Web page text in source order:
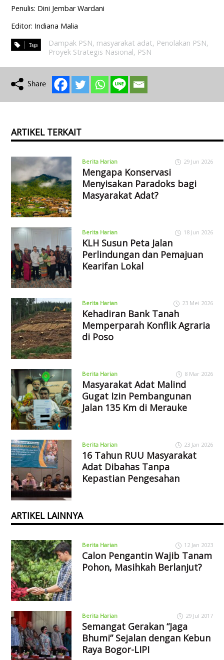
Penulis: Dini Jembar Wardani
Editor: Indiana Malia
Dampak PSN, masyarakat adat, Penolakan PSN,
Proyek Strategis Nasional, PSN
ARTIKEL TERKAIT
Berita Harian 29 Jun 2026
Mengapa Konservasi
Menyisakan Paradoks bagi
Masyarakat Adat?
Berita Harian 18 Jun 2026
KLH Susun Peta Jalan
Perlindungan dan Pemajuan
Kearifan Lokal
Berita Harian 23 Mei 2026
Kehadiran Bank Tanah
Memperparah Konflik Agraria
di Poso
Berita Harian 8 Mar 2026
Masyarakat Adat Malind
Gugat Izin Pembangunan
Jalan 135 Km di Merauke
Berita Harian 23 Jan 2026
16 Tahun RUU Masyarakat
Adat Dibahas Tanpa
Kepastian Pengesahan
ARTIKEL LAINNYA
Berita Harian 12 Jan 2023
Calon Pengantin Wajib Tanam
Pohon, Masihkah Berlanjut?
Berita Harian 29 Jul 2017
Semangat Gerakan “Jaga
Bhumi” Sejalan dengan Kebun
Raya Bogor-LIPI